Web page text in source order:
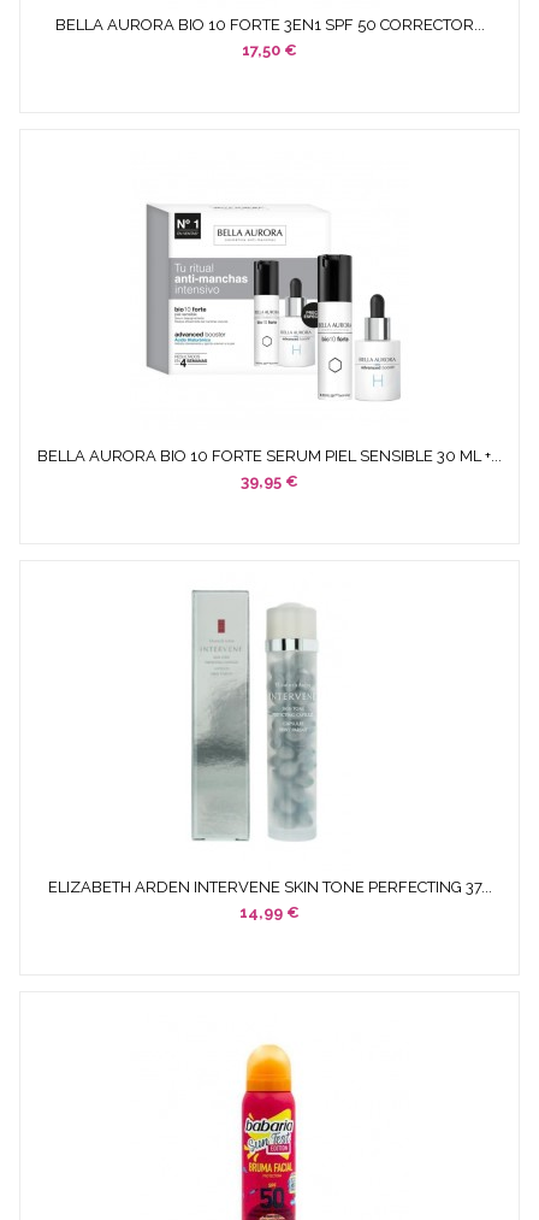
BELLA AURORA BIO 10 FORTE 3EN1 SPF 50 CORRECTOR...
17,50 €
BELLA AURORA BIO 10 FORTE SERUM PIEL SENSIBLE 30 ML +...
39,95 €
ELIZABETH ARDEN INTERVENE SKIN TONE PERFECTING 37...
14,99 €